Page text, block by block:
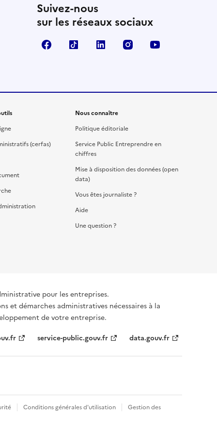
Suivez-nous
sur les réseaux sociaux
FacebookTikTok Linkedin Instagram
(cerfas)
Nous connaître
Politique éditoriale
Service Public Entreprendre en
chiffres
Mise à disposition des données (open
data)
Vous êtes journaliste ?
Aide
Une question ?
pour les entreprises.
et démarches administratives nécessaires à la
de votre entreprise.
service-public.gouv.fr data.gouv.fr
Conditions générales d'utilisation
Gestion des